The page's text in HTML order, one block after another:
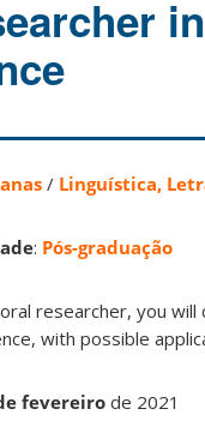
/ Linguística,
: Pós-graduação
researcher, you
with possible
fevereiro de 2021